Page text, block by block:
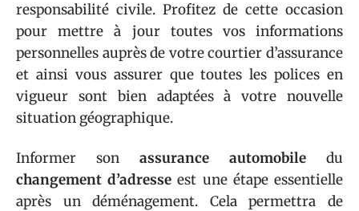
responsabilité civile. Profitez de cette occasion
pour mettre à jour toutes vos informations
personnelles auprès de votre courtier d’assurance
et ainsi vous assurer que toutes les polices en
vigueur sont bien adaptées à votre nouvelle
situation géographique.
Informer son assurance automobile du
changement d’adresse est une étape essentielle
après un déménagement. Cela permettra de